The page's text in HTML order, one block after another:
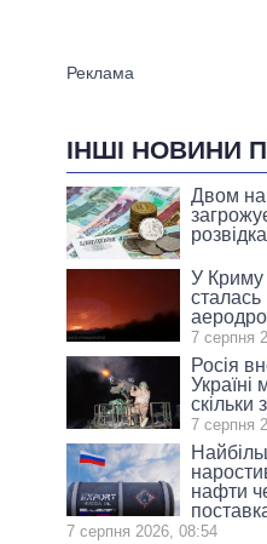
ІНШІ НОВИНИ
Двом
розвідка
У Криму
7 серпня
Росія
Україні
7 серпня
нафти
7 серпня 2026, 08:54